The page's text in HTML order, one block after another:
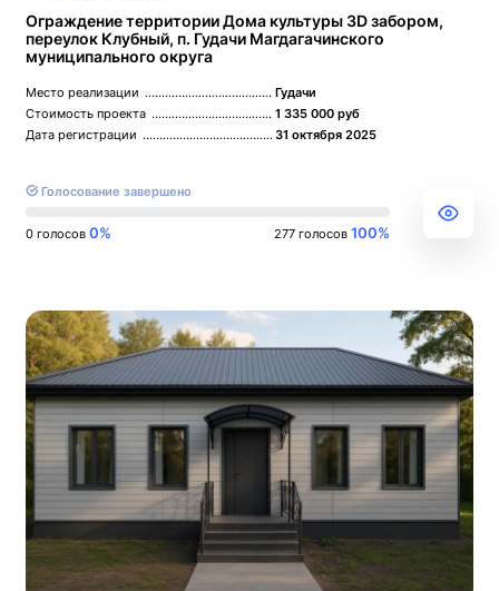
Ограждение территории Дома культуры 3D забором,
переулок Клубный, п. Гудачи Магдагачинского
муниципального округа
Место реализации
Гудачи
Стоимость проекта
1 335 000 руб
Дата регистрации
31 октября 2025
Голосование завершено
0 голосов 0% 277 голосов 100%